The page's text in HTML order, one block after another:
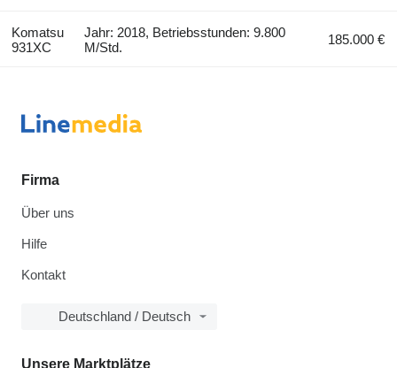
Komatsu
931XC
Jahr: 2018, Betriebsstunden: 9.800
M/Std.
185.000 €
Firma
Über uns
Hilfe
Kontakt
Deutschland / Deutsch
Unsere Marktplätze